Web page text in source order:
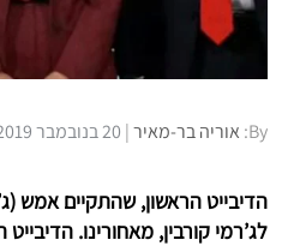
By: אוריה בר-מאיר Posted
20 בנובמבר 2019
לג’רמי קורבין, מאחורינו.